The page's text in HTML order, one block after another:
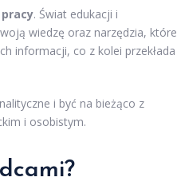
. Świat edukacji i
wiedzę oraz narzędzia, które
informacji, co z kolei przekłada
i być na bieżąco z
i osobistym.